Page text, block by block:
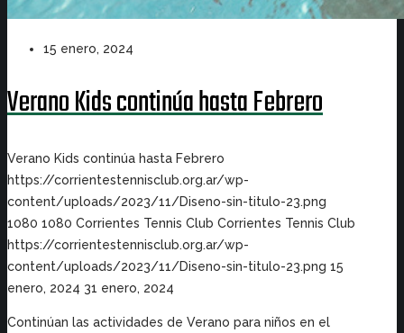
15 enero, 2024
Verano Kids continúa hasta Febrero
Verano Kids continúa hasta Febrero
https://corrientestennisclub.org.ar/wp-
content/uploads/2023/11/Diseno-sin-titulo-23.png
1080 1080 Corrientes Tennis Club Corrientes Tennis Club
https://corrientestennisclub.org.ar/wp-
content/uploads/2023/11/Diseno-sin-titulo-23.png 15
enero, 2024 31 enero, 2024
Continúan las actividades de Verano para niños en el